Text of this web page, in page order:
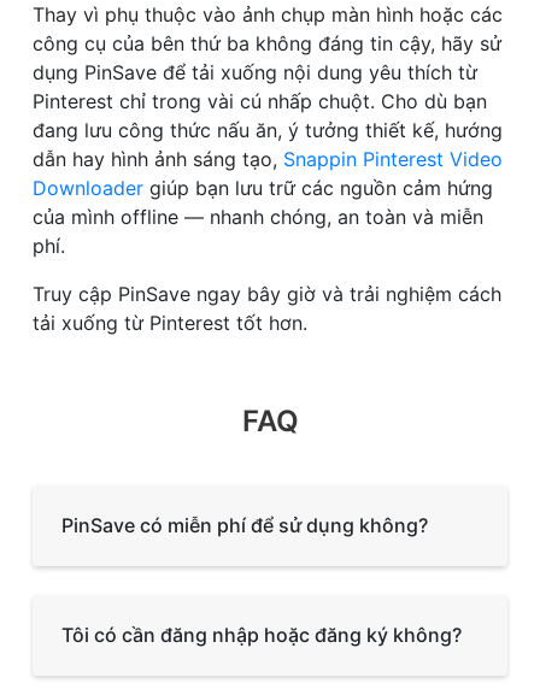
Thay vì phụ thuộc vào ảnh chụp màn hình hoặc các
công cụ của bên thứ ba không đáng tin cậy, hãy sử
dụng PinSave để tải xuống nội dung yêu thích từ
Pinterest chỉ trong vài cú nhấp chuột. Cho dù bạn
đang lưu công thức nấu ăn, ý tưởng thiết kế, hướng
dẫn hay hình ảnh sáng tạo, Snappin Pinterest Video
Downloader giúp bạn lưu trữ các nguồn cảm hứng
của mình offline — nhanh chóng, an toàn và miễn
phí.
Truy cập PinSave ngay bây giờ và trải nghiệm cách
tải xuống từ Pinterest tốt hơn.
FAQ
PinSave có miễn phí để sử dụng không?
Tôi có cần đăng nhập hoặc đăng ký không?